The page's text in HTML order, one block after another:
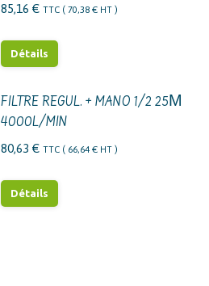
85,16 € TTC ( 70,38 €HT )
Détails
FILTRE REGUL. + MANO 1/2 25Μ
4000L/MIN
80,63 € TTC ( 66,64 €HT )
Détails